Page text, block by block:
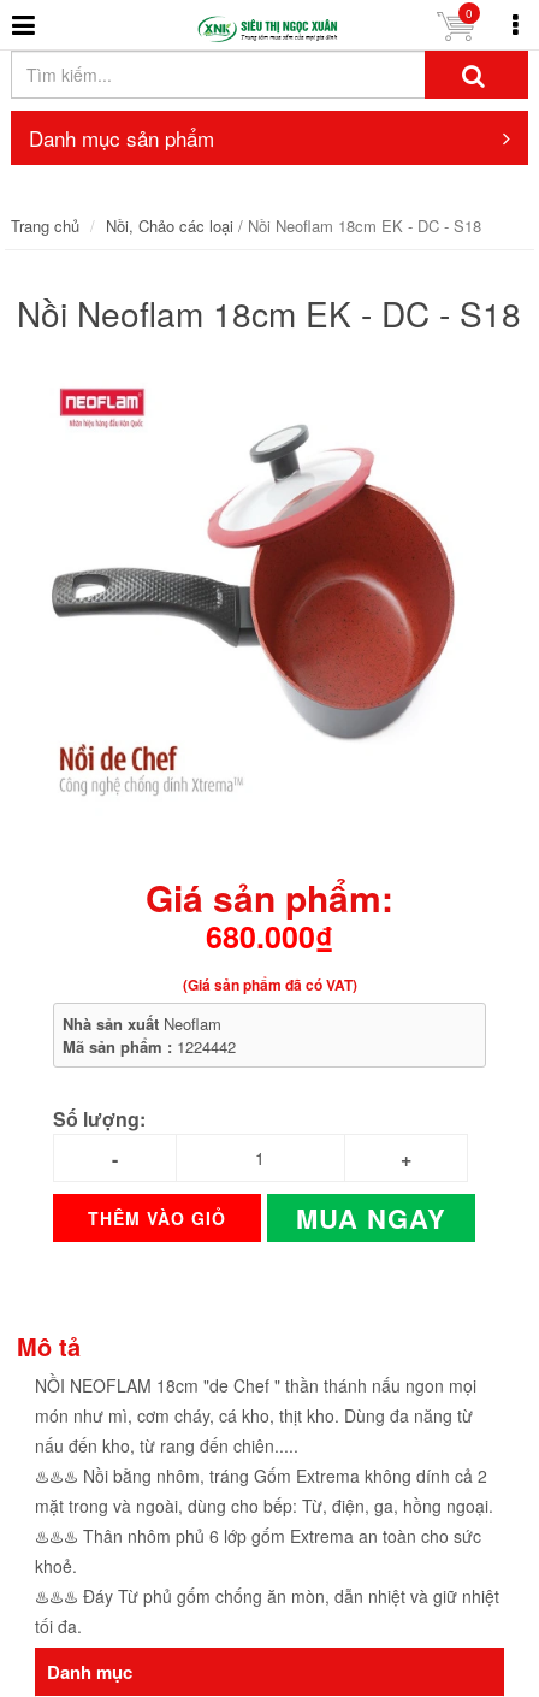
0
Danh mục sản phẩm
Trang chủ Nồi, Chảo các loại / Nồi Neoflam 18cm EK - DC - S18
Nồi Neoflam 18cm EK - DC - S18
Giá sản phẩm:
680.000₫
(Giá sản phẩm đã có VAT)
Nhà sản xuất Neoflam
Mã sản phẩm : 1224442
Số lượng:
THÊM VÀO GIỎ MUA NGAY
Mô tả
NỒI NEOFLAM 18cm "de Chef " thần thánh nấu ngon mọi
món như mì, cơm cháy, cá kho, thịt kho. Dùng đa năng từ
nấu đến kho, từ rang đến chiên.....
♨️♨️♨️ Nồi bằng nhôm, tráng Gốm Extrema không dính cả 2
mặt trong và ngoài, dùng cho bếp: Từ, điện, ga, hồng ngoại.
♨️♨️♨️ Thân nhôm phủ 6 lớp gốm Extrema an toàn cho sức
khoẻ.
♨️♨️♨️ Đáy Từ phủ gốm chống ăn mòn, dẫn nhiệt và giữ nhiệt
tối đa.
Danh mục